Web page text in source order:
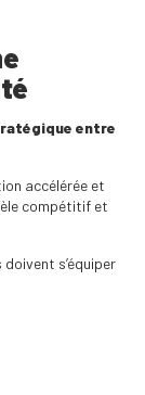
entre
accélérée et
compétitif et
s’équiper